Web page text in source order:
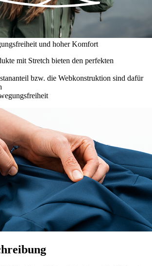
und hoher Komfort
mit Stretch bieten den perfekten
bzw. die Webkonstruktion sind dafür